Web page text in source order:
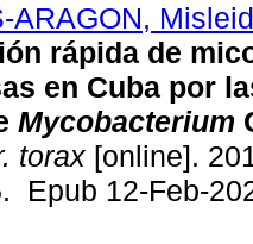
ARAGON,
rápida de
en Cuba por
Mycobacterium
torax [online].
Epub 12-Feb-